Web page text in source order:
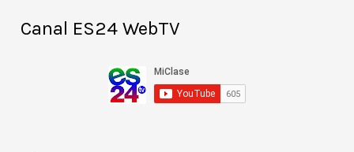
Canal ES24 WebTV